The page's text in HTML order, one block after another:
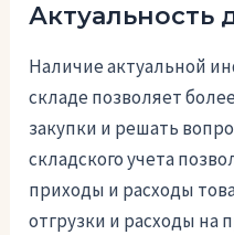
Актуальность
Наличие актуальной
складе позволяет
закупки и решать
складского учета
приходы и расходы
отгрузки и расходы на